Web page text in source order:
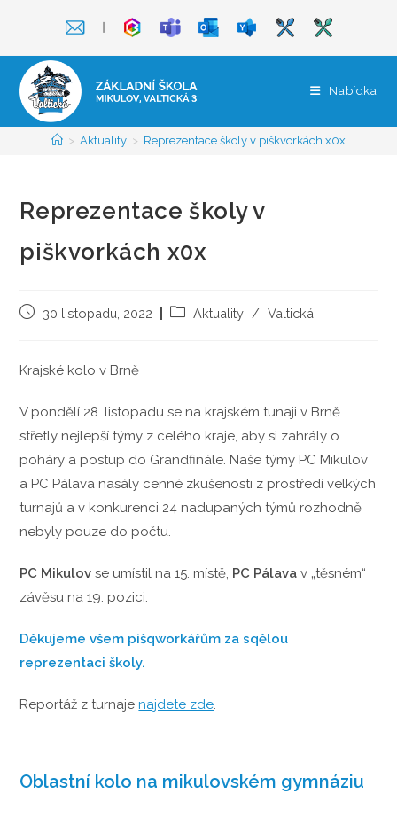
obsahu
Nabídka
> Aktuality > Reprezentace školy v piškvorkách x0x
Reprezentace školy v
piškvorkách x0x
Příspěvek
30 listopadu, 2022
RubrikyAktuality / Valtická
Krajské kolo v Brně
V pondělí 28. listopadu se na krajském tunaji v Brně
střetly nejlepší týmy z celého kraje, aby si zahrály o
poháry a postup do Grandfinále. Naše týmy PC Mikulov
a PC Pálava nasály cenné zkušenosti z prostředí velkých
turnajů a v konkurenci 24 nadupaných týmů rozhodně
nebyly pouze do počtu.
PC Mikulov se umístil na 15. místě, PC Pálava v „těsném“
závěsu na 19. pozici.
Děkujeme všem pišqworkářům za sqělou
reprezentaci školy.
Reportáž z turnajenajdete zde
Oblastní kolo na mikulovském gymnáziu